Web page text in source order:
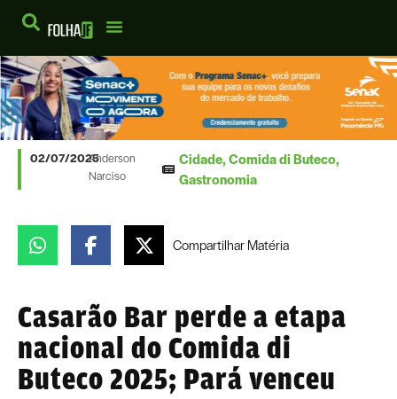
02/07/2025Anderson
Narciso
Cidade,Comida di Buteco,
Gastronomia
CompartilharMatéria
Casarão Bar perde a etapa
nacional do Comida di
Buteco 2025; Pará venceu